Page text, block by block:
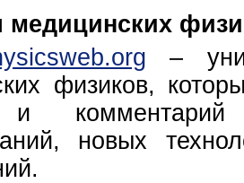
медицинских
–
физиков,
комментарий
новых